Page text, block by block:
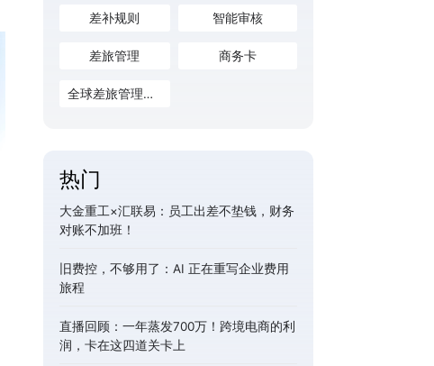
差补规则 智能审核
差旅管理 商务卡
全球差旅管理服务
热门
大金重工×汇联易：员工出差不垫钱，财务
对账不加班！
旧费控，不够用了：AI 正在重写企业费用
旅程
直播回顾：一年蒸发700万！跨境电商的利
润，卡在这四道关卡上